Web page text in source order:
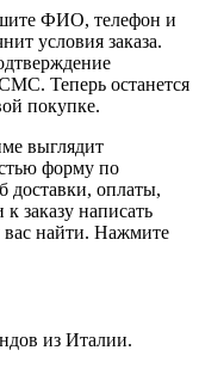
ФИО, телефон и
условия заказа.
Теперь останется
покупке.
выглядит
форму по
доставки, оплаты,
заказу написать
найти. Нажмите
из Италии.